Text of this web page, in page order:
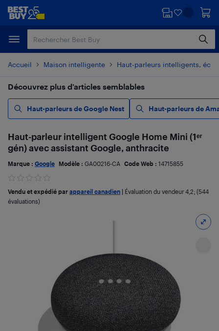
Passer
principal
Passer
Accueil Maison intelligente Haut-parleurs intelligents,
Découvrez plus d’articles semblables
Haut-parleurs de Google Nest Haut-parleurs de
Haut-parleur intelligent Google Home Mini (1ᵉʳ
gén) avec assistant Google, anthracite
Marque : Google Modèle : GA00216-CA Code Web : 14715855
Vendu et expédié par appareil canadien Évaluation du vendeur 4,2; (544
évaluations)